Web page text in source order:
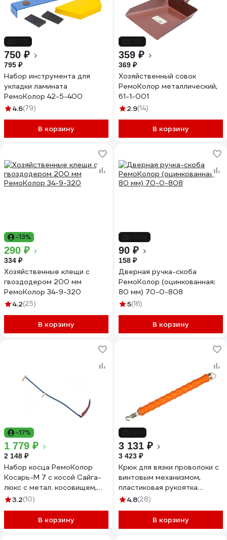
750 ₽
795 ₽
Набор инструмента для
укладки ламината
РемоКолор 42-5-400
4.6(79)
В корзину
359 ₽
369 ₽
Хозяйственный совок
РемоКолор металлический,
61-1-001
2.9(14)
В корзину
-13%
290 ₽
334 ₽
Хозяйственные клещи с
гвоздодером 200 мм
РемоКолор 34-9-320
4.2(25)
В корзину
90 ₽
158 ₽
Дверная ручка-скоба
РемоКолор (оцинкованная;
80 мм) 70-0-808
5(16)
В корзину
-17%
1 779 ₽
2 148 ₽
Набор косца РемоКолор
Косарь-М 7 с косой Сайга-
люкс с метал. косовищем,
66-0-004
3.2(10)
В корзину
3 131 ₽
3 423 ₽
Крюк для вязки проволоки с
винтовым механизмом,
пластиковая рукоятка
РемоКолор 26-6-002
4.8(28)
В корзину